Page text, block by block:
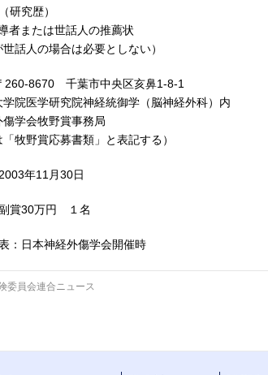
究歴）
または世話人の推薦状
人の場合は必要としない）
260-8670 千葉市中央区亥鼻1-8-1
医学研究院神経統御学（脳神経外科）内
学会牧野賞事務局
野賞応募書類」と表記する）
年11月30日
賞30万円 １名
：日本神経外傷学会開催時
委員会連合ニュース